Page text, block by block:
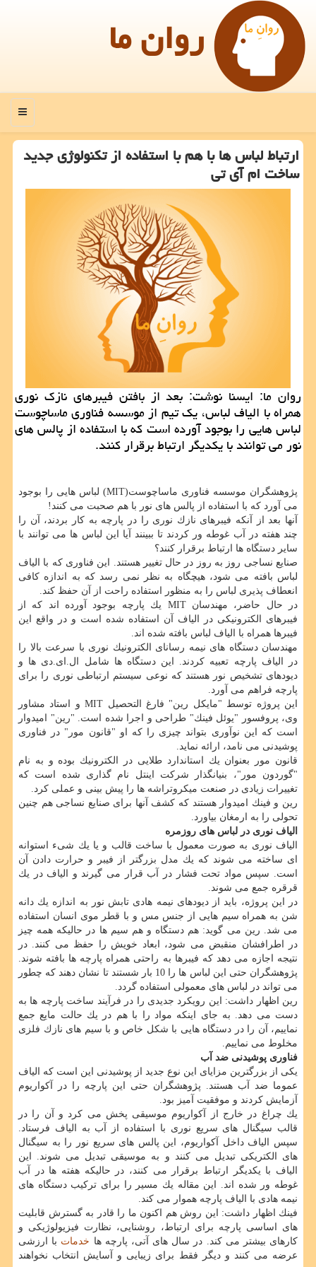
روان ما
منو
ارتباط لباس ها با هم با استفاده از تكنولوژی جدید
ساخت ام آی تی
روان ما: ایسنا نوشت: بعد از بافتن فیبرهای نازك نوری
همراه با الیاف لباس، یك تیم از موسسه فناوری ماساچوست
لباس هایی را بوجود آورده است كه با استفاده از پالس های
نور می توانند با یكدیگر ارتباط برقرار كنند.
پژوهشگران موسسه فناوری ماساچوست(MIT) لباس هایی را بوجود
می آورد كه با استفاده از پالس های نور با هم صحبت می كنند!
آنها بعد از آنكه فیبرهای نازك نوری را در پارچه به كار بردند، آن را
چند هفته در آب غوطه ور كردند تا ببینند آیا این لباس ها می توانند با
سایر دستگاه ها ارتباط برقرار كنند؟
صنایع نساجی روز به روز در حال تغییر هستند. این فناوری كه با الیاف
لباس بافته می شود، هیچگاه به نظر نمی رسد كه به اندازه كافی
انعطاف پذیری لباس را به منظور استفاده راحت از آن حفظ كند.
در حال حاضر، مهندسان MIT یك پارچه بوجود آورده اند كه از
فیبرهای الكترونیكی در الیاف آن استفاده شده است و در واقع این
فیبرها همراه با الیاف لباس بافته شده اند.
مهندسان دستگاه های نیمه رسانای الكترونیك نوری با سرعت بالا را
در الیاف پارچه تعبیه كردند. این دستگاه ها شامل ال.ای.دی ها و
دیودهای تشخیص نور هستند كه نوعی سیستم ارتباطی نوری را برای
پارچه فراهم می آورد.
این پروژه توسط "مایكل رین" فارغ التحصیل MIT و استاد مشاور
وی، پروفسور "یوئل فینك" طراحی و اجرا شده است. "رین" امیدوار
است كه این نوآوری بتواند چیزی را كه او "قانون مور" در فناوری
پوشیدنی می نامد، ارائه نماید.
قانون مور بعنوان یك استاندارد طلایی در الكترونیك بوده و به نام
"گوردون مور"، بنیانگذار شركت اینتل نام گذاری شده است كه
تغییرات زیادی در صنعت میكروتراشه ها را پیش بینی و عملی كرد.
رین و فینك امیدوار هستند كه كشف آنها برای صنایع نساجی هم چنین
تحولی را به ارمغان بیاورد.
الیاف نوری در لباس های روزمره
الیاف نوری به صورت معمول با ساخت قالب و یا یك شیء استوانه
ای ساخته می شوند كه یك مدل بزرگتر از فیبر و حرارت دادن آن
است. سپس مواد تحت فشار در آب قرار می گیرند و الیاف در یك
قرقره جمع می شوند.
در این پروژه، باید از دیودهای نیمه هادی تابش نور به اندازه یك دانه
شن به همراه سیم هایی از جنس مس و با قطر موی انسان استفاده
می شد. رین می گوید: هم دستگاه و هم سیم ها در حالیكه همه چیز
در اطرافشان منقبض می شود، ابعاد خویش را حفظ می كنند. در
نتیجه اجازه می دهد كه فیبرها به راحتی همراه پارچه ها بافته شوند.
پژوهشگران حتی این لباس ها را 10 بار شستند تا نشان دهند كه چطور
می تواند در لباس های معمولی استفاده گردد.
رین اظهار داشت: این رویكرد جدیدی را در فرآیند ساخت پارچه ها به
دست می دهد. به جای اینكه مواد را با هم در یك حالت مایع جمع
نماییم، آن را در دستگاه هایی با شكل خاص و با سیم های نازك فلزی
مخلوط می نماییم.
فناوری پوشیدنی ضد آب
یكی از بزرگترین مزایای این نوع جدید از پوشیدنی این است كه الیاف
عموما ضد آب هستند. پژوهشگران حتی این پارچه را در آكواریوم
آزمایش كردند و موفقیت آمیز بود.
یك چراغ در خارج از آكواریوم موسیقی پخش می كرد و آن را در
قالب سیگنال های سریع نوری با استفاده از آب به الیاف فرستاد.
سپس الیاف داخل آكواریوم، این پالس های سریع نور را به سیگنال
های الكتریكی تبدیل می كنند و به موسیقی تبدیل می شوند. این
الیاف با یكدیگر ارتباط برقرار می كنند، در حالیكه هفته ها در آب
غوطه ور شده اند. این مقاله یك مسیر را برای تركیب دستگاه های
نیمه هادی با الیاف پارچه هموار می كند.
فینك اظهار داشت: این روش هم اكنون ما را قادر به گسترش قابلیت
های اساسی پارچه برای ارتباط، روشنایی، نظارت فیزیولوژیكی و
كارهای بیشتر می كند. در سال های آتی، پارچه ها خدمات با ارزشی
عرضه می كنند و دیگر فقط برای زیبایی و آسایش انتخاب نخواهند